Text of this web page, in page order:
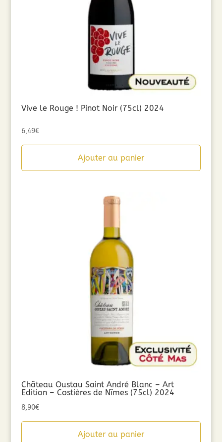
Vive le Rouge ! Pinot Noir (75cl) 2024
6,49€
Ajouter au panier
Château Oustau Saint André Blanc – Art
Edition – Costières de Nîmes (75cl) 2024
8,90€
Ajouter au panier